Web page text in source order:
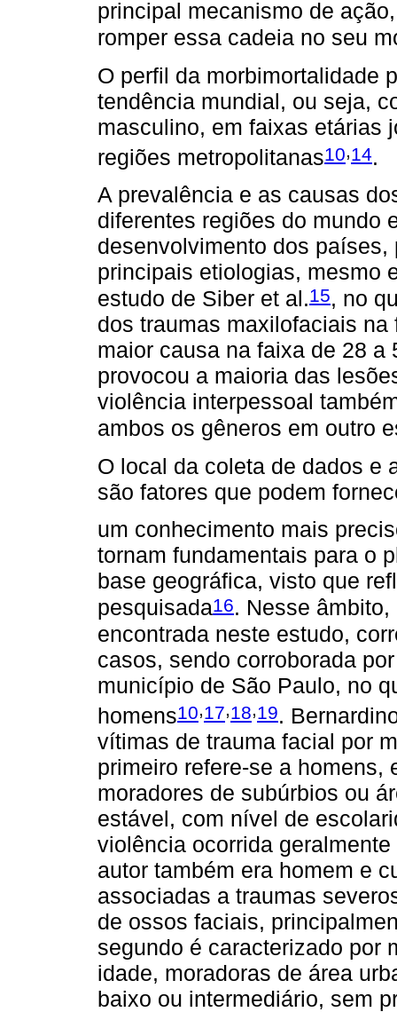
principal mecanismo de
romper essa cadeia no seu
O perfil da morbimortalidade
tendência mundial, ou seja,
masculino, em faixas etárias
regiões metropolitanas10 14.
A prevalência e as causas
diferentes regiões do mundo
desenvolvimento dos
principais etiologias, mesmo
estudo de Siber et al.15, no
dos traumas maxilofaciais
maior causa na faixa de 28
provocou a maioria das
violência interpessoal
ambos os gêneros em outro
O local da coleta de dados e
são fatores que podem
um conhecimento mais
tornam fundamentais para o
base geográfica, visto que
pesquisada16. Nesse
encontrada neste estudo,
casos, sendo corroborada
município de São Paulo, no
homens10 17 18 19.
vítimas de trauma facial por
primeiro refere-se a homens,
moradores de subúrbios ou
estável, com nível de
violência ocorrida
autor também era homem e
associadas a traumas
de ossos faciais,
segundo é caracterizado por
idade, moradoras de área
baixo ou intermediário, sem